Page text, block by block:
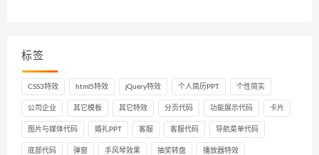
标签
CSS3特效 html5特效 jQuery特效 个人简历PPT 个性简实
公司企业 其它模板 其它特效 分页代码 功能展示代码 卡片
图片与媒体代码 婚礼PPT 客服 客服代码 导航菜单代码
底部代码 弹窗 手风琴效果 抽奖转盘 播放器特效